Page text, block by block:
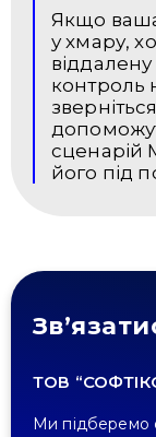
Якщо
у хмару,
контроль
сценарій
його під
ТОВ
Ми підберемо